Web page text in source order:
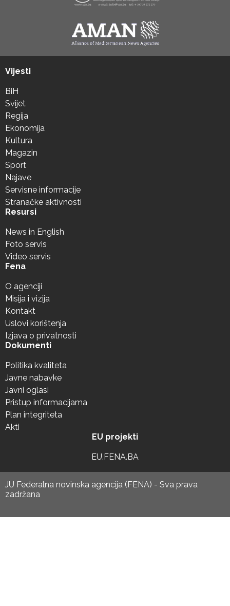
Vijesti
BiH
Svijet
Regija
Ekonomija
Kultura
Magazin
Sport
Najave
Servisne informacije
Stranačke aktivnosti
Resursi
News in English
Foto servis
Video servis
Fena
O agenciji
Misija i vizija
Kontakt
Uslovi korištenja
Izjava o privatnosti
Dokumenti
Politika kvaliteta
Javne nabavke
Javni oglasi
Pristup informacijama
Plan integriteta
Akti
EU projekti
EU.FENA.BA
JU Federalna novinska agencija (FENA) - Sva prava
zadržana